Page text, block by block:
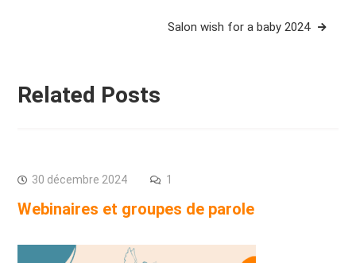
Salon wish for a baby 2024
Related Posts
30 décembre 2024 1
Webinaires et groupes de parole